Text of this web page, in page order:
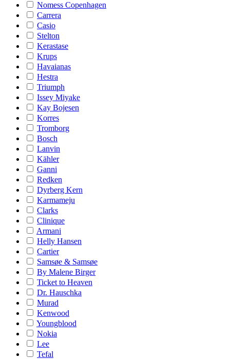
Nomess Copenhagen
Carrera
Casio
Stelton
Kerastase
Krups
Havaianas
Hestra
Triumph
Issey Miyake
Kay Bojesen
Korres
Tromborg
Bosch
Lanvin
Kähler
Ganni
Redken
Dyrberg Kern
Karmameju
Clarks
Clinique
Armani
Helly Hansen
Cartier
Samsøe & Samsøe
By Malene Birger
Ticket to Heaven
Dr. Hauschka
Murad
Kenwood
Youngblood
Nokia
Lee
Tefal